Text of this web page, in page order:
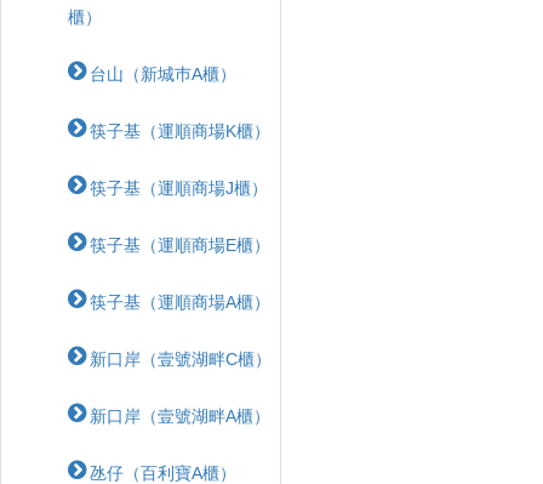
櫃）
台山（新城巿A櫃）
筷子基（運順商場K櫃）
筷子基（運順商場J櫃）
筷子基（運順商場E櫃）
筷子基（運順商場A櫃）
新口岸（壹號湖畔C櫃）
新口岸（壹號湖畔A櫃）
氹仔（百利寶A櫃）